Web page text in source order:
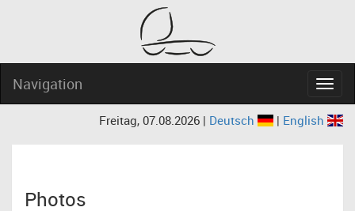
Navigation
Freitag, 07.08.2026 | Deutsch | English
Photos